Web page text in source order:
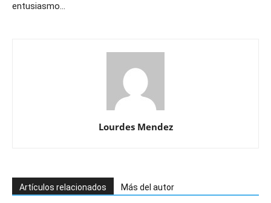
entusiasmo…
Lourdes Mendez
Artículos relacionados Más del autor